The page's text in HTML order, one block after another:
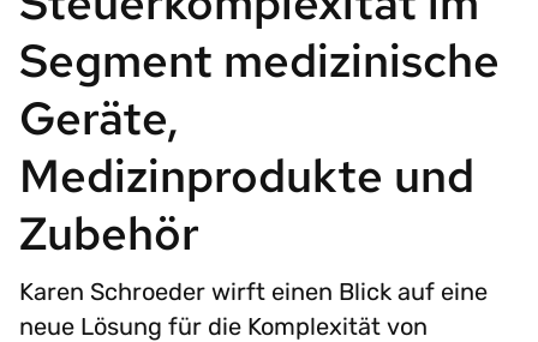
Segment medizinische
Geräte,
Medizinprodukte und
Zubehör
Karen Schroeder wirft einen Blick auf eine
neue Lösung für die Komplexität von